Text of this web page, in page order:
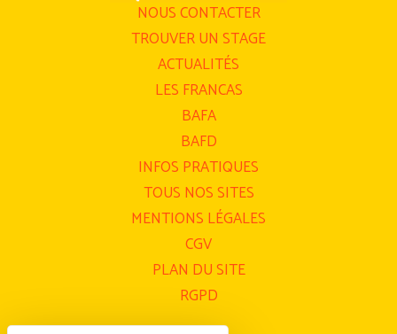
NOUS CONTACTER
TROUVER UN STAGE
ACTUALITÉS
LES FRANCAS
BAFA
BAFD
INFOS PRATIQUES
TOUS NOS SITES
MENTIONS LÉGALES
CGV
PLAN DU SITE
RGPD